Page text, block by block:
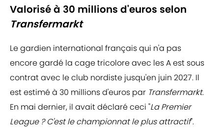
Valorisé à 30 millions d'euros selon
Transfermarkt
Le gardien international français qui n'a pas
encore gardé la cage tricolore avec les A est sous
contrat avec le club nordiste jusqu'en juin 2027. Il
est estimé à 30 millions d'euros par Transfermarkt.
En mai dernier, il avait déclaré ceci "La Premier
League ? C'est le championnat le plus attractif".